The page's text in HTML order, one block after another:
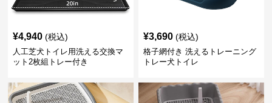
¥4,940 (税込)
人工芝犬トイレ用洗える交換マ
ット2枚組トレー付き
¥3,690 (税込)
格子網付き 洗えるトレーニング
トレー犬トイレ